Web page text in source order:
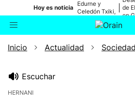
Hoy es noticia
Edurne y
Celedón Txiki,
en directo
de
en
Buscador Actualidad
Inicio Actualidad Sociedad
Escuchar
HERNANI